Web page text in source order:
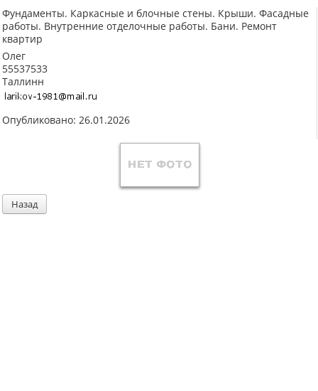
Фундаменты. Каркасные и блочные стены. Крыши. Фасадные
работы. Внутренние отделочные работы. Бани. Ремонт
квартир
Олег
55537533
Таллинн
Опубликовано: 26.01.2026
Назад